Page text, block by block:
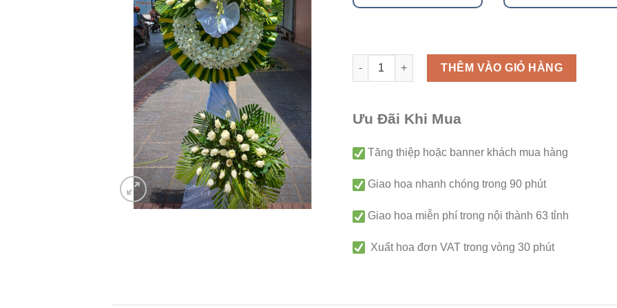
Hoa viếng - V188 số lượng
THÊM VÀO GIỎ HÀNG
Ưu Đãi Khi Mua
Tăng thiệp hoặc banner khách mua hàng
Giao hoa nhanh chóng trong 90 phút
Giao hoa miễn phí trong nội thành 63 tỉnh
Xuất hoa đơn VAT trong vòng 30 phút